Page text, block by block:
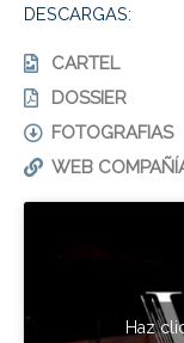
DESCARGAS:
CARTEL
DOSSIER
FOTOGRAFIAS
WEB
Haz